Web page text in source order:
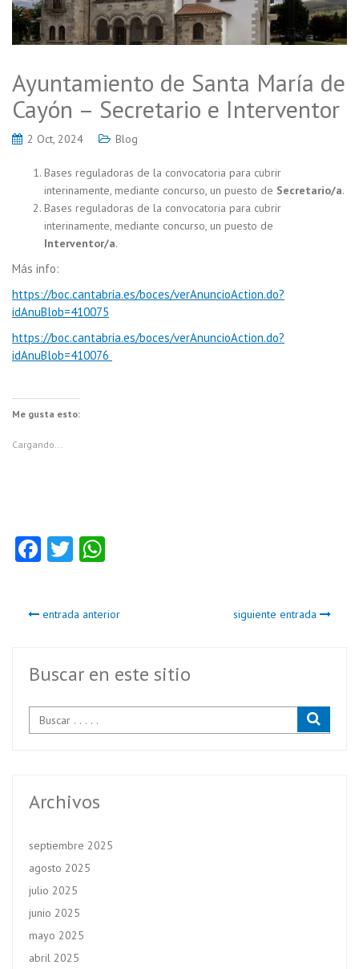
Ayuntamiento de Santa María de
Cayón – Secretario e Interventor
2 Oct, 2024 Blog
Bases reguladoras de la convocatoria para cubrir
interinamente, mediante concurso, un puesto de Secretario/a.
Bases reguladoras de la convocatoria para cubrir
interinamente, mediante concurso, un puesto de
Interventor/a.
Más info:
https://boc.cantabria.es/boces/verAnuncioAction.do?
idAnuBlob=410075
https://boc.cantabria.es/boces/verAnuncioAction.do?
idAnuBlob=410076
Me gusta esto:
Cargando...
Fa
o
k
T
er A
p
entrada anterior siguiente entrada
Buscar en este sitio
Archivos
septiembre 2025
agosto 2025
julio 2025
junio 2025
mayo 2025
abril 2025